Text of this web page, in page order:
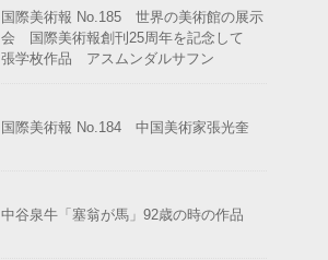
国際美術報 No.185 世界の美術館の展示
会 国際美術報創刊25周年を記念して
張学枚作品 アスムンダルサフン
国際美術報 No.184 中国美術家張光奎
中谷泉牛「塞翁が馬」92歳の時の作品